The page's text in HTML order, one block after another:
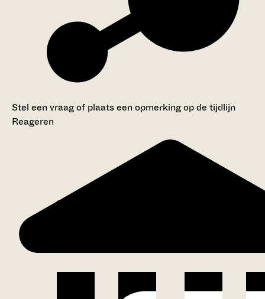
Stel een vraag of plaats een opmerking op de tijdlijn
Reageren